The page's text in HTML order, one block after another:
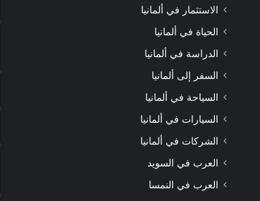
الاستثمار في ألمانيا
الحياة في ألمانيا
الدراسة في ألمانيا
السفر إلى ألمانيا
السياحة في ألمانيا
السيارات في ألمانيا
الشركات في ألمانيا
العرب في السويد
العرب في النمسا